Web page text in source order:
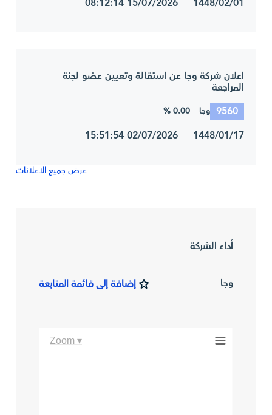
1448/02/01 15/07/2026 08:12:14
اعلان شركة وجا عن استقالة وتعيين عضو لجنة
المراجعة
9560 وجا 0.00 %
1448/01/17 02/07/2026 15:51:54
عرض جميع الاعلانات
أداء الشركة
وجا إضافة إلى قائمة المتابعة
Zoom ▾